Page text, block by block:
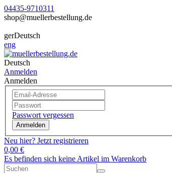
04435-9710311
shop@muellerbestellung.de
gerDeutsch
eng
Deutsch
Anmelden
Anmelden
Passwort vergessen
Anmelden
Neu hier? Jetzt registrieren
0,00 €
Es befinden sich keine Artikel im Warenkorb